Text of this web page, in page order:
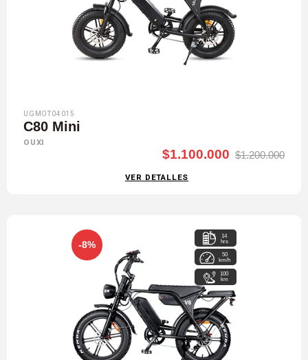
UGMOT04015
C80 Mini
OUXI
$1.100.000 $1.200.000
VER DETALLES
-8%
14
hrs
50
km/h
100
km